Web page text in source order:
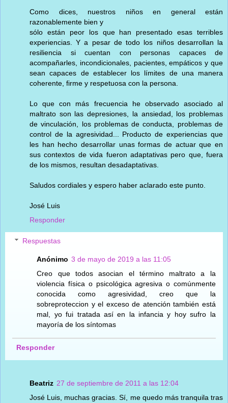
Como dices, nuestros niños en general están
razonablemente bien y
sólo están peor los que han presentado esas terribles
experiencias. Y a pesar de todo los niños desarrollan la
resiliencia si cuentan con personas capaces de
acompañarles, incondicionales, pacientes, empáticos y que
sean capaces de establecer los límites de una manera
coherente, firme y respetuosa con la persona.
Lo que con más frecuencia he observado asociado al
maltrato son las depresiones, la ansiedad, los problemas
de vinculación, los problemas de conducta, problemas de
control de la agresividad... Producto de experiencias que
les han hecho desarrollar unas formas de actuar que en
sus contextos de vida fueron adaptativas pero que, fuera
de los mismos, resultan desadaptativas.
Saludos cordiales y espero haber aclarado este punto.
José Luis
Responder
Respuestas
Anónimo 3 de mayo de 2019 a las 11:05
Creo que todos asocian el término maltrato a la
violencia física o psicológica agresiva o comúnmente
conocida como agresividad, creo que la
sobreproteccion y el exceso de atención también está
mal, yo fui tratada así en la infancia y hoy sufro la
mayoría de los síntomas
Responder
Beatriz 27 de septiembre de 2011 a las 12:04
José Luis, muchas gracias. Sí, me quedo más tranquila tras